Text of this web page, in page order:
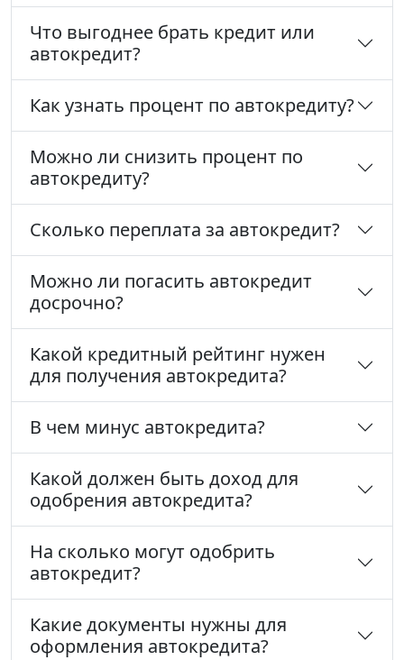
Что выгоднее брать кредит или
автокредит?
Как узнать процент по автокредиту?
Можно ли снизить процент по
автокредиту?
Сколько переплата за автокредит?
Можно ли погасить автокредит
досрочно?
Какой кредитный рейтинг нужен
для получения автокредита?
В чем минус автокредита?
Какой должен быть доход для
одобрения автокредита?
На сколько могут одобрить
автокредит?
Какие документы нужны для
оформления автокредита?